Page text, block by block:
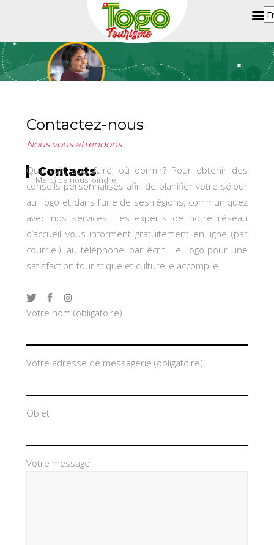
Contacts
Merci de nous joindre
Contactez-nous
Nous vous attendons.
Que voir, que faire, où dormir? Pour obtenir des
conseils personnalisés afin de planifier votre séjour
au Togo et dans l’une de ses régions, communiquez
avec nos services. Les experts de notre réseau
d’accueil vous informent gratuitement en ligne (par
courriel), au téléphone, par écrit. Le Togo pour une
satisfaction touristique et culturelle accomplie
Votre nom (obligatoire)
Votre adresse de messagerie (obligatoire)
Objet
Votre message